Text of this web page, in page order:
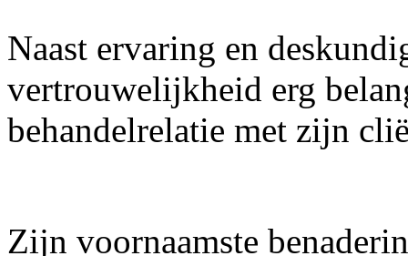
Naast ervaring en
vertrouwelijkheid erg
behandelrelatie met zijn
Zijn voornaamste